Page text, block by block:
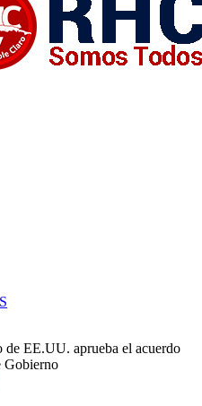
de EE.UU. aprueba el acuerdo
Gobierno